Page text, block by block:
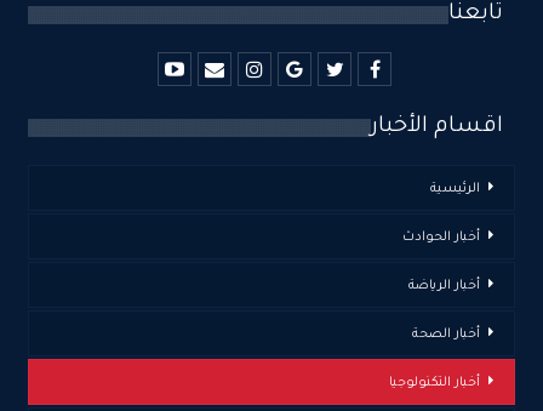
تابعنا
اقسام الأخبار
الرئيسية
أخبار الحوادث
أخبار الرياضة
أخبار الصحة
أخبار التكنولوجيا